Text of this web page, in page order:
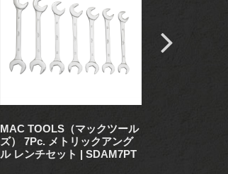
MAC TOOLS（マックツール
ズ） 7Pc. メトリックアング
ル レンチセット | SDAM7PT